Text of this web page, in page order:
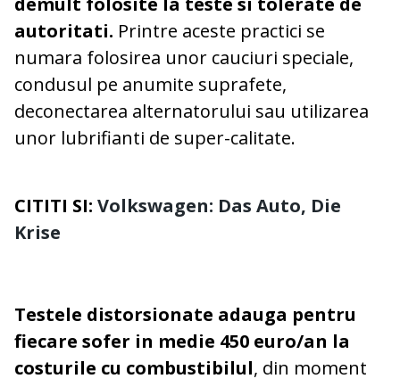
autoritati. Printre aceste practici se
numara folosirea unor cauciuri speciale,
condusul pe anumite suprafete,
deconectarea alternatorului sau utilizarea
unor lubrifianti de super-calitate.
CITITI SI: Volkswagen: Das Auto, Die
Krise
Testele distorsionate adauga pentru
fiecare sofer in medie 450 euro/an la
costurile cu combustibilul, din moment